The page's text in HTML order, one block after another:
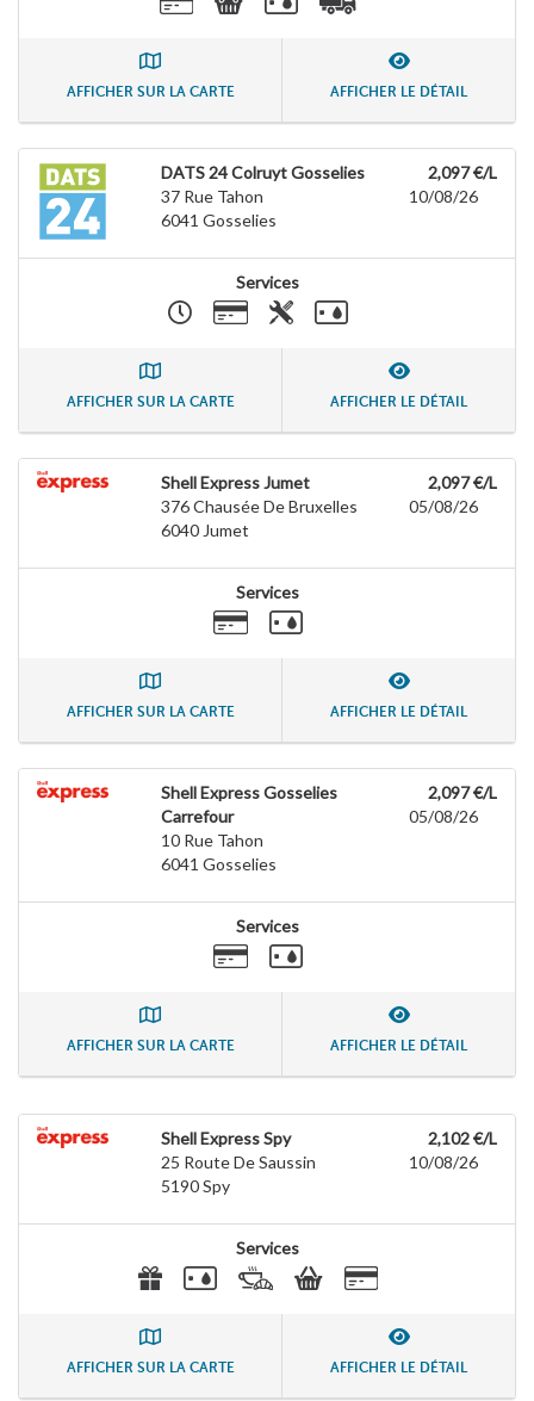
AFFICHER SUR LA CARTE AFFICHER LE DÉTAIL
DATS 24 Colruyt Gosselies
37 Rue Tahon
6041 Gosselies
2,097 €/L
10/08/26
Services
AFFICHER SUR LA CARTE AFFICHER LE DÉTAIL
Shell Express Jumet
376 Chausée De Bruxelles
6040 Jumet
2,097 €/L
05/08/26
Services
AFFICHER SUR LA CARTE AFFICHER LE DÉTAIL
Shell Express Gosselies
Carrefour
10 Rue Tahon
6041 Gosselies
2,097 €/L
05/08/26
Services
AFFICHER SUR LA CARTE AFFICHER LE DÉTAIL
Shell Express Spy
25 Route De Saussin
5190Spy
2,102 €/L
10/08/26
Services
AFFICHER SUR LA CARTE AFFICHER LE DÉTAIL